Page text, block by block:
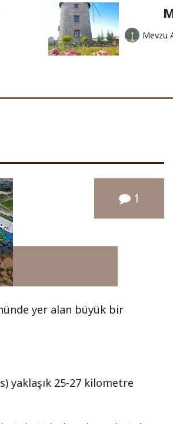
Mevzu
1
yer alan büyük bir
yaklaşık 25-27 kilometre